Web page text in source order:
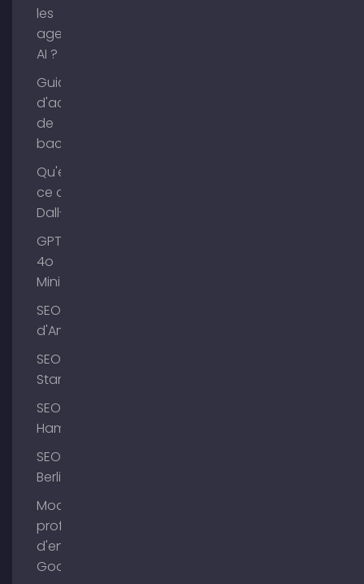
les
agents
AI ?
Guide
d'achat
de
backlinks
Qu'est-
ce que
Dall-E ?
GPT-
4o
Mini
SEO Lac
d'Ammer
SEO
Starnberg
SEO
Hambourg
SEO
Berlin
Modifier le
profil
d'entreprise
Google